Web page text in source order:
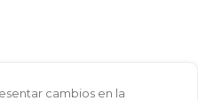
cambios en la